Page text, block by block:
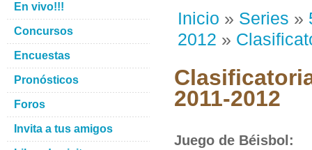
Inicio » Series »
2012 »
2011-2012
Juego de Béisbol :
En vivo!!!
Concursos
Encuestas
Pronósticos
Foros
Invita a tus amigos